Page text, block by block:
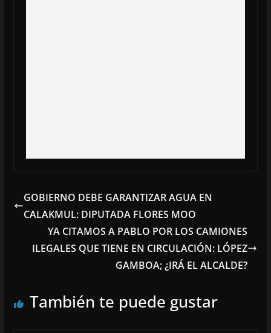
GOBIERNO DEBE GARANTIZAR AGUA EN
CALAKMUL: DIPUTADA FLORES MOO
YA CITAMOS A PABLO POR LOS CAMIONES
ILEGALES QUE TIENE EN CIRCULACIÓN: LÓPEZ
GAMBOA; ¿IRÁ EL ALCALDE?
También te puede gustar